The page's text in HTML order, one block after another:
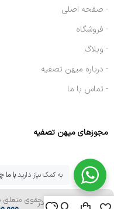
- صفحه اصلی
- فروشگاه
- وبلاگ
- درباره میهن تصفیه
- تماس با ما
مجوزهای میهن تصفیه
تمامی حقوق متعلق
دستگاه آب شیرین
کن نیمه صنعتی
800 گالن در
به کمک نیاز داریدبا